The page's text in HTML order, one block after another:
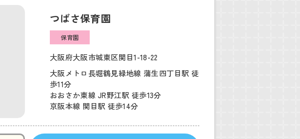
つばさ保育園
保育園
大阪府大阪市城東区関目1-18-22
大阪メトロ長堀鶴見緑地線 蒲生四丁目駅 徒
歩11分
おおさか東線 JR野江駅 徒歩13分
京阪本線 関目駅 徒歩14分